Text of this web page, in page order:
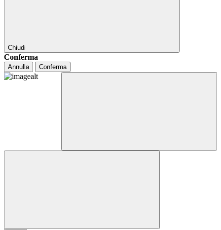
Chiudi
Conferma
Annulla Conferma